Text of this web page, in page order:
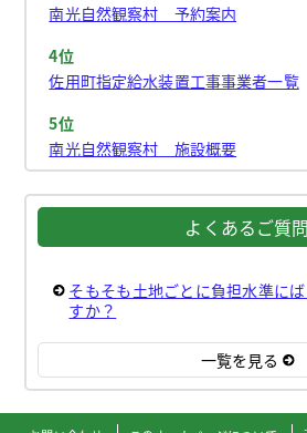
南光自然観察村 予約案内
4位
佐用町指定給水装置工事事業者一覧
5位
南光自然観察村 施設概要
よくあるご質問
そもそも土地ごとに負担水準に
すか？
一覧を見る